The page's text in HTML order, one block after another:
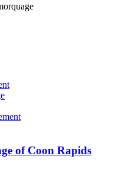
of Coon Rapids